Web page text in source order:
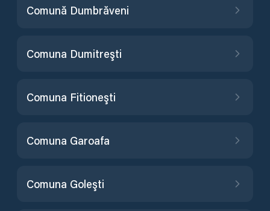
Comună Dumbrăveni
Comuna Dumitreşti
Comuna Fitioneşti
Comuna Garoafa
Comuna Goleşti